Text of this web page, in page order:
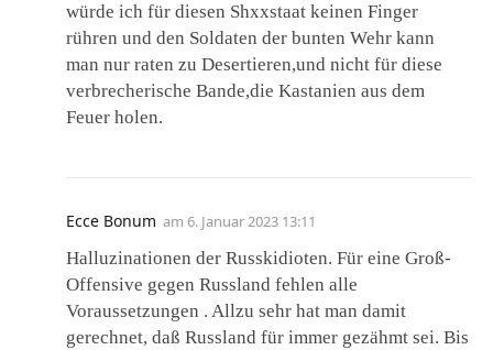
würde ich für diesen Shxxstaat keinen Finger
rühren und den Soldaten der bunten Wehr kann
man nur raten zu Desertieren,und nicht für diese
verbrecherische Bande,die Kastanien aus dem
Feuer holen.
Ecce Bonum am 6. Januar 2023 13:11
Halluzinationen der Russkidioten. Für eine Groß-
Offensive gegen Russland fehlen alle
Voraussetzungen . Allzu sehr hat man damit
gerechnet, daß Russland für immer gezähmt sei. Bis